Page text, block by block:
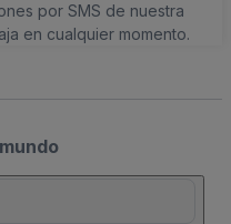
por SMS de nuestra
en cualquier momento.